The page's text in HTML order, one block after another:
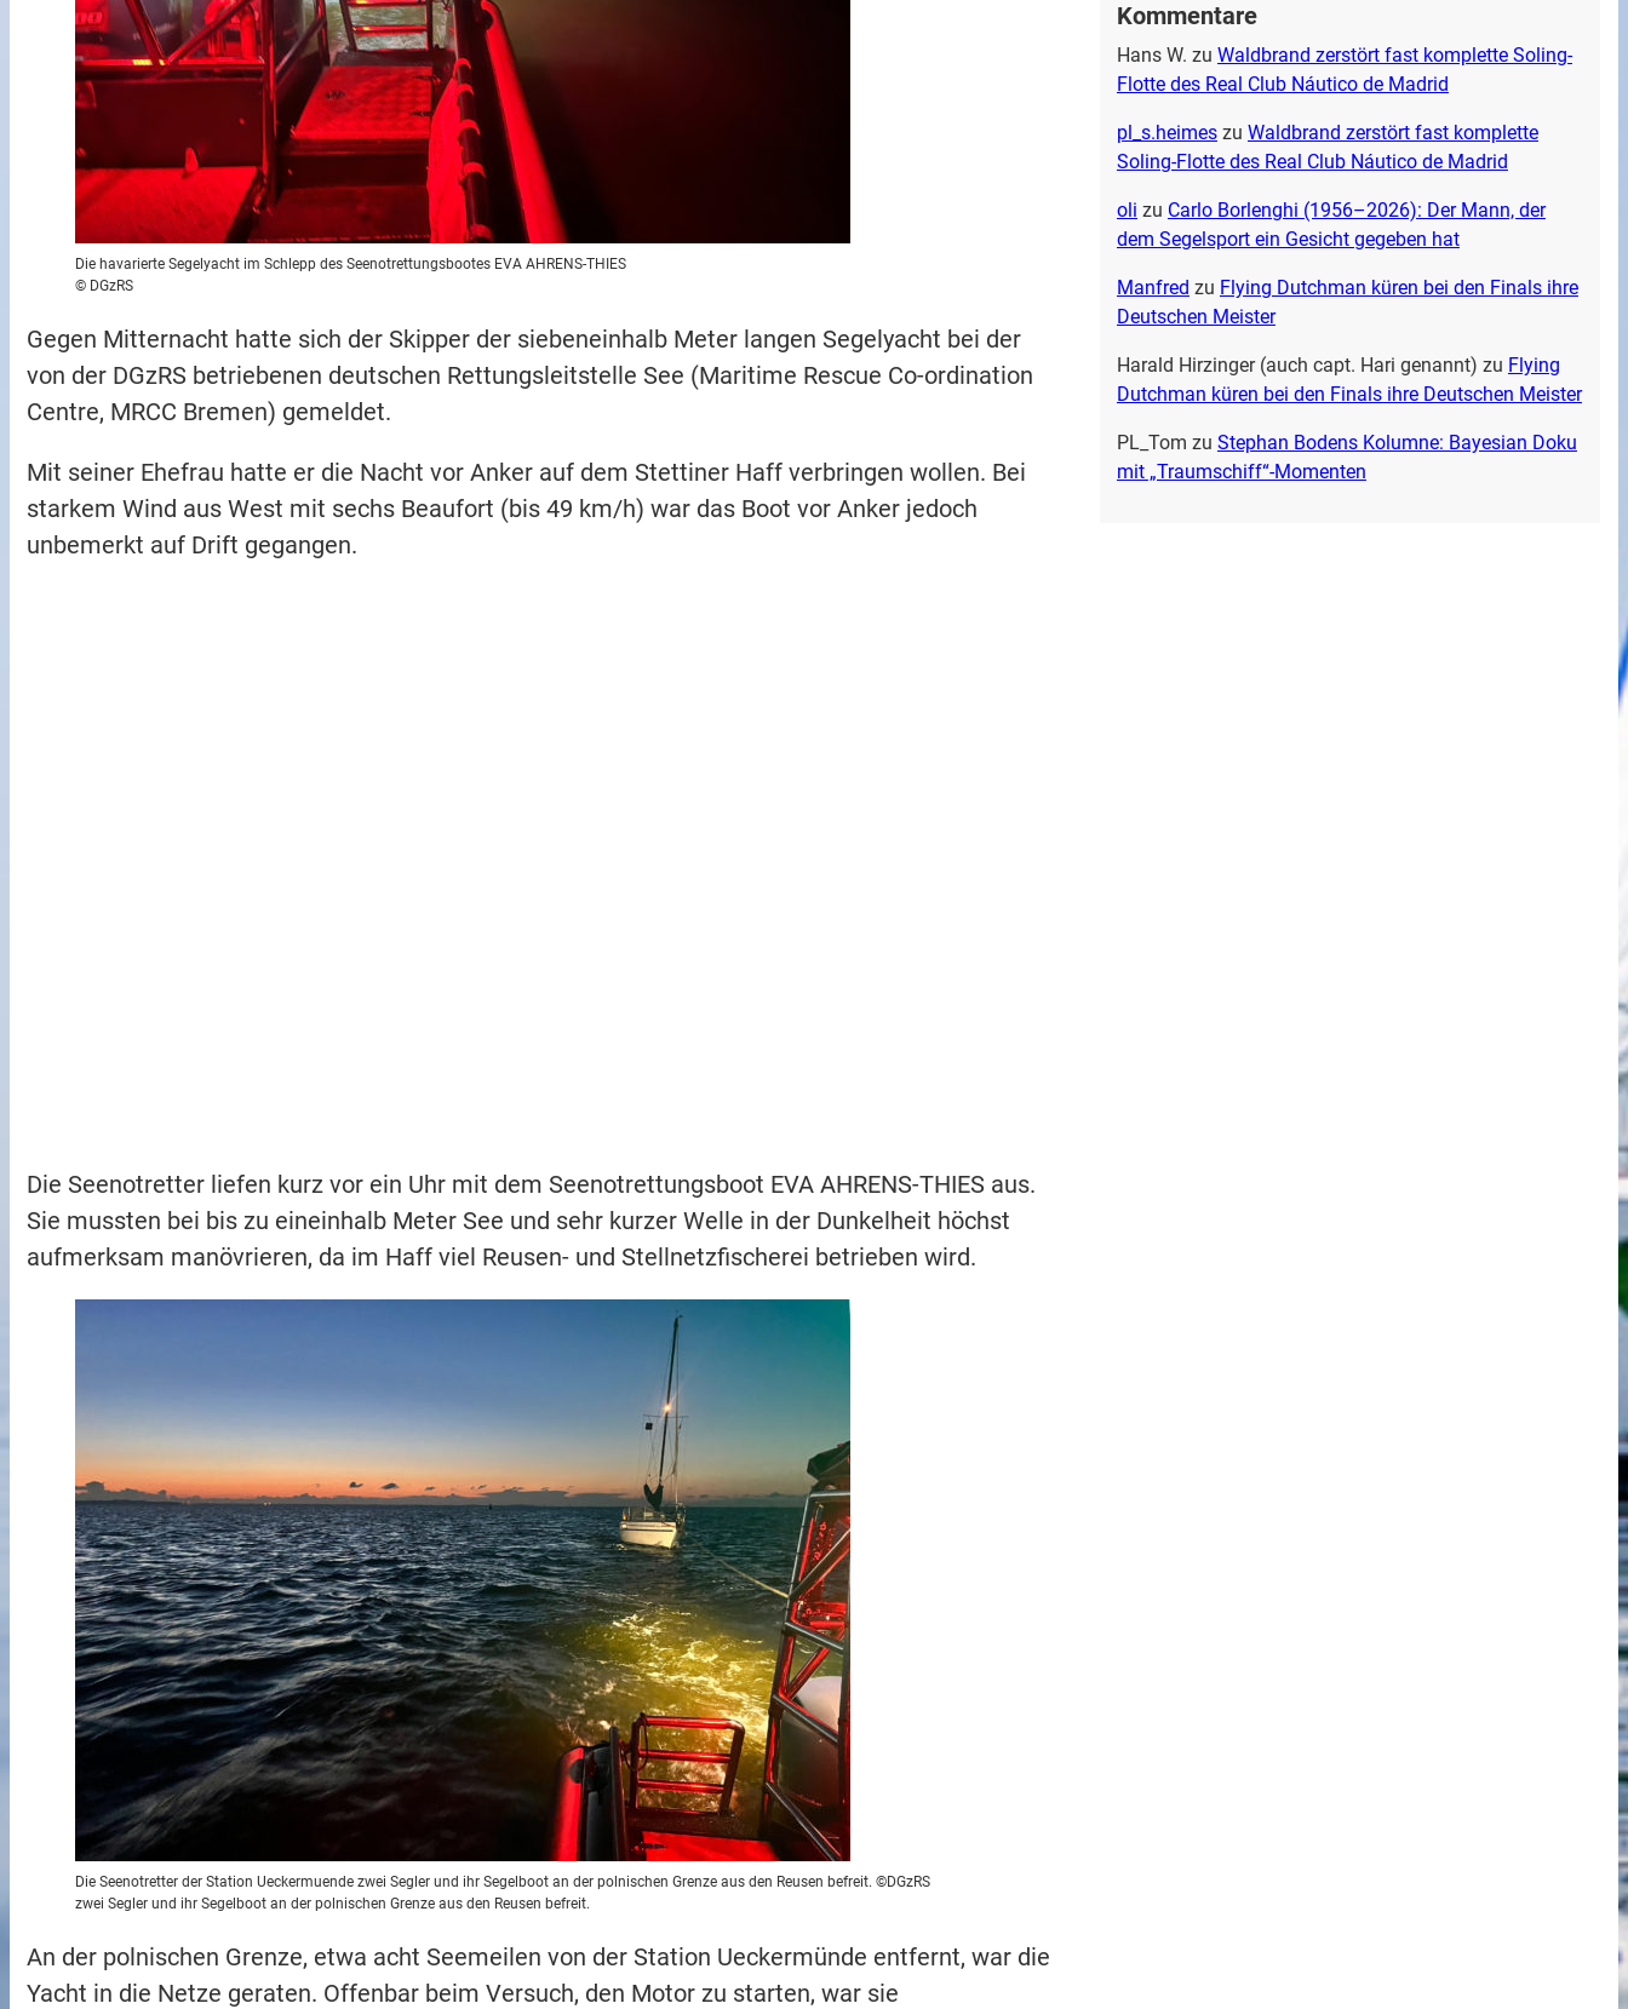
Die havarierte Segelyacht im Schlepp des Seenotrettungsbootes EVA AHRENS-THIES
© DGzRS
Gegen Mitternacht hatte sich der Skipper der siebeneinhalb Meter langen Segelyacht bei der
von der DGzRS betriebenen deutschen Rettungsleitstelle See (Maritime Rescue Co-ordination
Centre, MRCC Bremen) gemeldet.
Mit seiner Ehefrau hatte er die Nacht vor Anker auf dem Stettiner Haff verbringen wollen. Bei
starkem Wind aus West mit sechs Beaufort (bis 49 km/h) war das Boot vor Anker jedoch
unbemerkt auf Drift gegangen.
Die Seenotretter liefen kurz vor ein Uhr mit dem Seenotrettungsboot EVA AHRENS-THIES aus.
Sie mussten bei bis zu eineinhalb Meter See und sehr kurzer Welle in der Dunkelheit höchst
aufmerksam manövrieren, da im Haff viel Reusen- und Stellnetzfischerei betrieben wird.
Die Seenotretter der Station Ueckermuende zwei Segler und ihr Segelboot an der polnischen Grenze aus den Reusen befreit. ©DGzRS
zwei Segler und ihr Segelboot an der polnischen Grenze aus den Reusen befreit.
An der polnischen Grenze, etwa acht Seemeilen von der Station Ueckermünde entfernt, war die
Yacht in die Netze geraten. Offenbar beim Versuch, den Motor zu starten, war sie
Kommentare
Hans W. zu Waldbrand zerstört fast komplette Soling-
Flotte des Real Club Náutico de Madrid
pl_s.heimeszu Waldbrand zerstört fast komplette
Soling-Flotte des Real Club Náutico de Madrid
oli zu Carlo Borlenghi (1956–2026): Der Mann, der
dem Segelsport ein Gesicht gegeben hat
Manfred zu Flying Dutchman küren bei den Finals ihre
Deutschen Meister
Harald Hirzinger (auch capt. Hari genannt) zu Flying
Dutchman küren bei den Finals ihre Deutschen Meister
PL_Tom zu Stephan Bodens Kolumne: Bayesian Doku
mit „Traumschiff“-Momenten